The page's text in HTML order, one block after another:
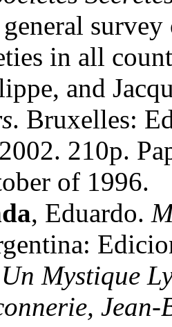
general
in all
and
. Bruxelles:
210p.
of 1996.
, Eduardo.
Un Mystique
Jean-